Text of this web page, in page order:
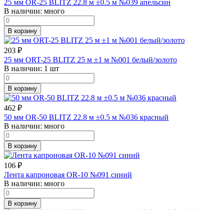
25 мм OR-25 BLITZ 22.8 м ±0.5 м №039 апельсин
В наличии: много
В корзину
203 ₽
25 мм ORT-25 BLITZ 25 м ±1 м №001 белый/золото
В наличии: 1 шт
В корзину
462 ₽
50 мм OR-50 BLITZ 22.8 м ±0.5 м №036 красный
В наличии: много
В корзину
106 ₽
Лента капроновая OR-10 №091 синий
В наличии: много
В корзину